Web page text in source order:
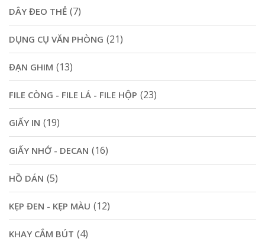
DÂY ĐEO THẺ (7)
DỤNG CỤ VĂN PHÒNG (21)
ĐẠN GHIM (13)
FILE CÒNG - FILE LÁ - FILE HỘP (23)
GIẤY IN (19)
GIẤY NHỚ - DECAN (16)
HỒ DÁN (5)
KẸP ĐEN - KẸP MÀU (12)
KHAY CẮM BÚT (4)